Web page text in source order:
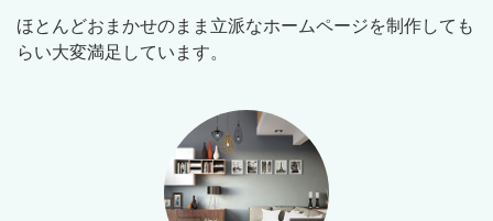
ほとんどおまかせのまま立派なホームページを制作しても
らい大変満足しています。